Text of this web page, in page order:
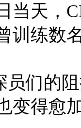
，CIA
训练数
的阻
变得